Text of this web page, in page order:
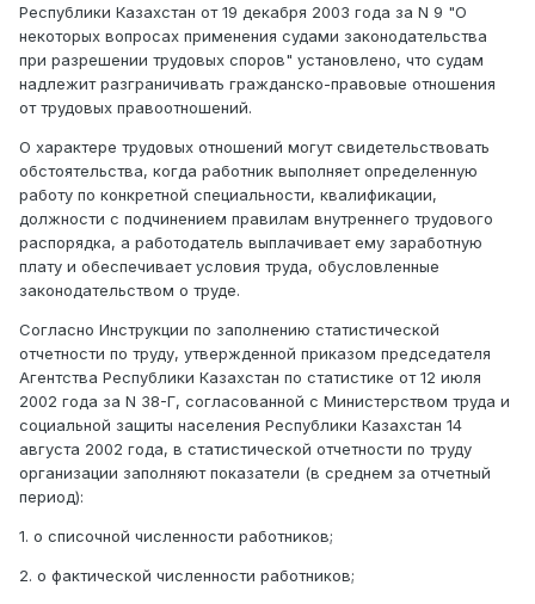
Республики Казахстан от 19 декабря 2003 года за N 9 "О
некоторых вопросах применения судами законодательства
при разрешении трудовых споров" установлено, что судам
надлежит разграничивать гражданско-правовые отношения
от трудовых правоотношений.
О характере трудовых отношений могут свидетельствовать
обстоятельства, когда работник выполняет определенную
работу по конкретной специальности, квалификации,
должности с подчинением правилам внутреннего трудового
распорядка, а работодатель выплачивает ему заработную
плату и обеспечивает условия труда, обусловленные
законодательством о труде.
Согласно Инструкции по заполнению статистической
отчетности по труду, утвержденной приказом председателя
Агентства Республики Казахстан по статистике от 12 июля
2002 года за N 38-Г, согласованной с Министерством труда и
социальной защиты населения Республики Казахстан 14
августа 2002 года, в статистической отчетности по труду
организации заполняют показатели (в среднем за отчетный
период):
1. о списочной численности работников;
2. о фактической численности работников;